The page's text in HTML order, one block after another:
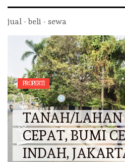
jual - beli - sewa
PROPERTI
TANAH/LAHAN
CEPAT, BUMI
INDAH,